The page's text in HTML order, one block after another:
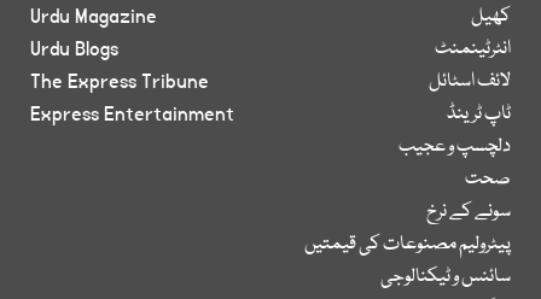
کھیل
انٹرٹینمنٹ
لائف اسٹائل
ٹاپ ٹرینڈ
دلچسپ و عجیب
صحت
سونے کے نرخ
پیٹرولیم مصنوعات کی قیمتیں
سائنس و ٹیکنالوجی
Urdu Magazine
Urdu Blogs
The Express Tribune
Express Entertainment